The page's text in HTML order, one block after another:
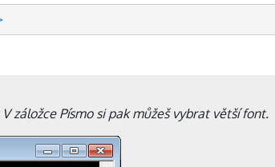
>
záložce Písmo si pak můžeš vybrat větší font.